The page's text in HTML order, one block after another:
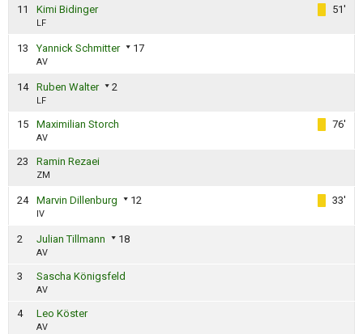
11 Kimi Bidinger
LF
51'
13 Yannick Schmitter 17
AV
14 Ruben Walter 2
LF
15 Maximilian Storch
AV
76'
23 Ramin Rezaei
ZM
24 Marvin Dillenburg 12
IV
33'
2 Julian Tillmann 18
AV
3 Sascha Königsfeld
AV
4 Leo Köster
AV